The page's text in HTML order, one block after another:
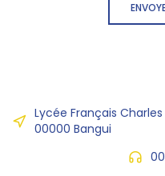
Lycée Français
00000 Bangui